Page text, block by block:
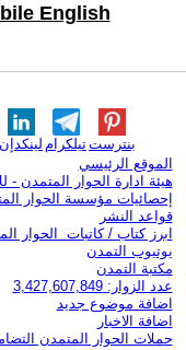
English
لينكدإن تيلكرامبنترست
الموقع الرئيسي
هيئة ادارة الحوار المتمدن -
إحصائيات مؤسسة الحوار
قواعد النشر
ابرز كتاب / كاتبات الحوار
يوتيوب التمدن
مكتبة التمدن
عدد الزوار: 3,427,607,849
اضافة موضوع جديد
اضافة الاخبار
حملات الحوار المتمدن